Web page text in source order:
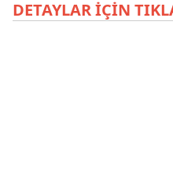
DETAYLAR İÇİN